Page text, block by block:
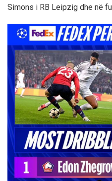
Simons i RB Leipzig dhe në